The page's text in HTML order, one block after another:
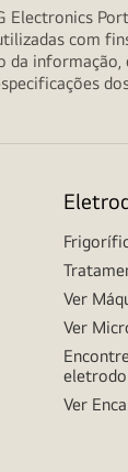
com
Ver
Ver
Ver